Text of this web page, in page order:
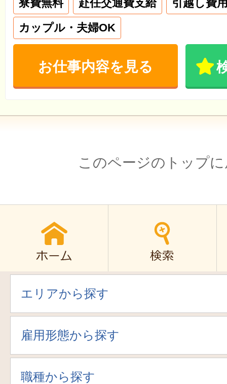
寮費無料 赴任交通費支給
引越し費
カップル・夫婦OK
お仕事内容を見る
このページのトップ
エリアから探す
雇用形態から探す
職種から探す